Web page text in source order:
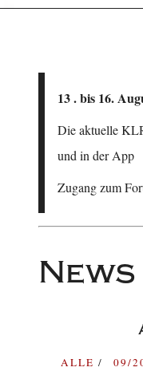
13 . bis 16.
Die aktuelle
und in der App
Zugang zum
News
ALLE 09/